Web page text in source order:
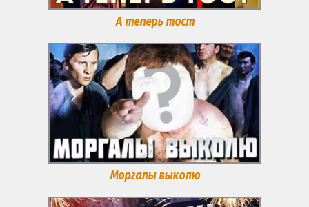
А теперь тост
Моргалы выколю